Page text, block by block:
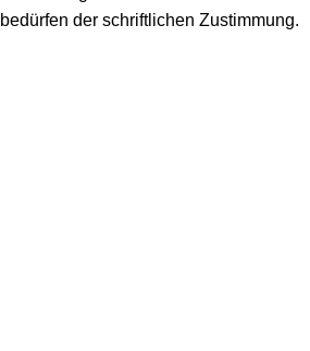
bedürfen der schriftlichen Zustimmung.